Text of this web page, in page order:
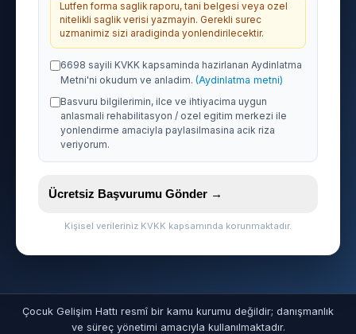
Lutfen forma saglik raporu, tani belgesi veya ozel
nitelikli saglik verisi yazmayin. Gerekli surec
uzmanimiz sizi aradiginda yonlendirilecektir.
6698 sayili KVKK kapsaminda hazirlanan Aydinlatma
Metni'ni okudum ve anladim. (Aydinlatma metni)
Basvuru bilgilerimin, ilce ve ihtiyacima uygun
anlasmali rehabilitasyon / ozel egitim merkezi ile
yonlendirme amaciyla paylasilmasina acik riza
veriyorum.
Ücretsiz Başvurumu Gönder →
Kişisel verileriniz KVKK kapsamında korunmaktadır.
Çocuk Gelişim Hattı resmî bir kamu kurumu değildir; danışmanlık
ve süreç yönetimi amacıyla kullanılmaktadır.